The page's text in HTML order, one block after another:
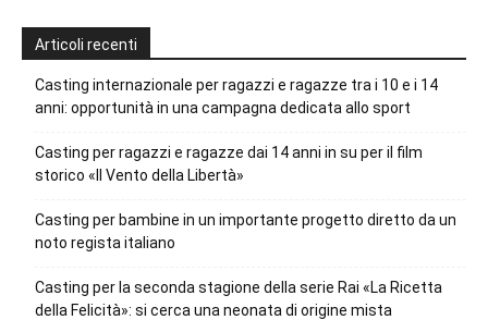
Articoli recenti
Casting internazionale per ragazzi e ragazze tra i 10 e i 14
anni: opportunità in una campagna dedicata allo sport
Casting per ragazzi e ragazze dai 14 anni in su per il film
storico «Il Vento della Libertà»
Casting per bambine in un importante progetto diretto da un
noto regista italiano
Casting per la seconda stagione della serie Rai «La Ricetta
della Felicità»: si cerca una neonata di origine mista